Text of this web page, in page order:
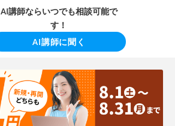
AI講師ならいつでも相談可能で
す！
AI講師に聞く